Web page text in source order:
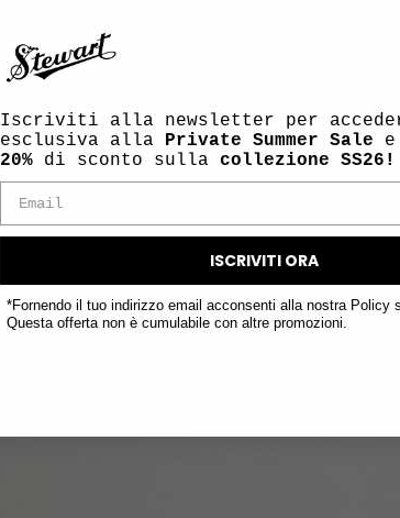
Iscriviti alla newsletter per
esclusiva alla Private Summer Sale
20% di sconto sulla collezione SS26!
ISCRIVITI ORA
*Fornendo il tuo indirizzo email acconsenti alla nostra Policy
Questa offerta non è cumulabile con altre promozioni.